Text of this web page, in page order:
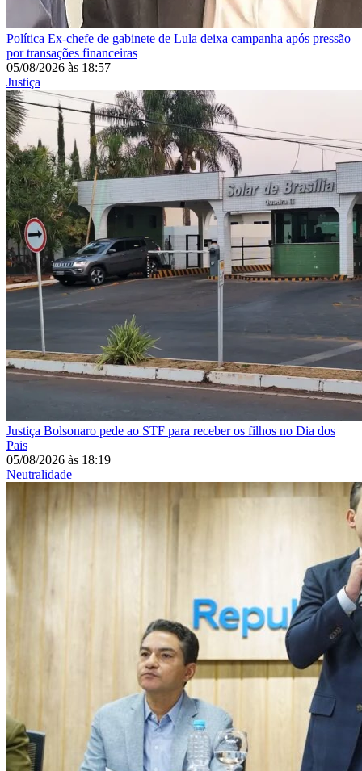
Política Ex-chefe de gabinete de Lula deixa campanha após pressão
por transações financeiras
05/08/2026 às 18:57
Justiça
Justiça Bolsonaro pede ao STF para receber os filhos no Dia dos
Pais
05/08/2026 às 18:19
Neutralidade